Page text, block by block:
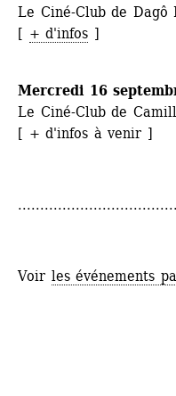
Le Ciné-Club de Dagô
[ + d'infos ]
Mercredi 16
Le Ciné-Club de
[ + d'infos à venir ]
Voir les événements